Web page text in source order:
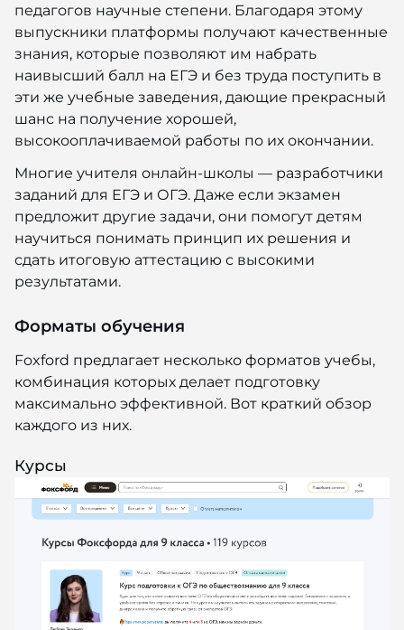
педагогов научные степени. Благодаря этому
выпускники платформы получают качественные
знания, которые позволяют им набрать
наивысший балл на ЕГЭ и без труда поступить в
эти же учебные заведения, дающие прекрасный
шанс на получение хорошей,
высокооплачиваемой работы по их окончании.
Многие учителя онлайн-школы — разработчики
заданий для ЕГЭ и ОГЭ. Даже если экзамен
предложит другие задачи, они помогут детям
научиться понимать принцип их решения и
сдать итоговую аттестацию с высокими
результатами.
Форматы обучения
Foxford предлагает несколько форматов учебы,
комбинация которых делает подготовку
максимально эффективной. Вот краткий обзор
каждого из них.
Курсы